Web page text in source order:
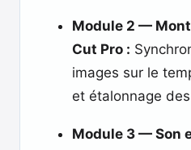
Module 2 —
Cut Pro :
images sur le
et étalonnage
Module 3 — Son